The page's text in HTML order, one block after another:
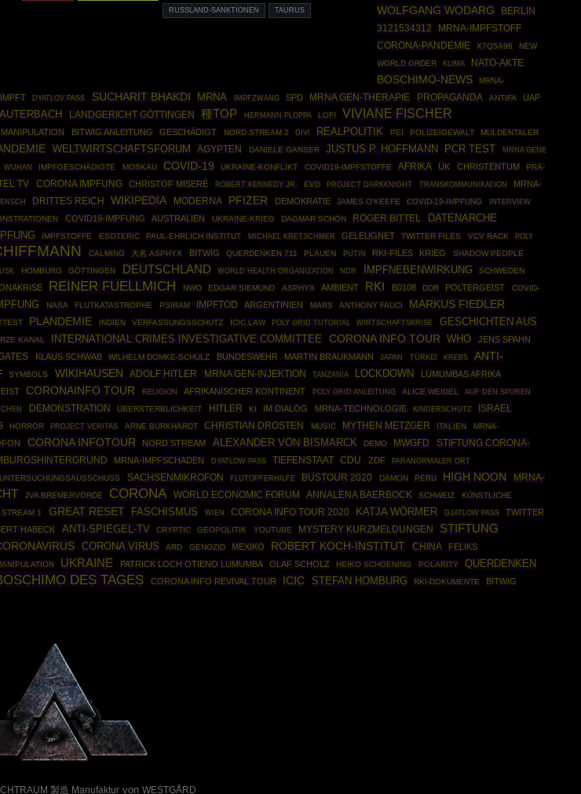
RUSSLAND-SANKTIONEN TAURUS WOLFGANG WODARG
BERLIN
3121534312
MRNA-IMPFSTOFF
CORONA-PANDEMIE X7Q5A96
NEW
WORLD ORDER
KLIMA NATO-AKTE
BOSCHIMO-NEWS
MRNA-
DYATLOV PASS SUCHARIT BHAKDI MRNA IMPFZWANG SPD MRNA GEN-THERAPIE PROPAGANDA ANTIFA UAP
LANDGERICHT GÖTTINGEN 種TOP HERMANN PLOPPA LOFI VIVIANE FISCHER
MANIPULATION BITWIG ANLEITUNG GESCHÄDIGT NORD STREAM 2 DIVI REALPOLITIK PEI POLIZEIGEWALT MULDENTALER
WELTWIRTSCHAFTSFORUM ÄGYPTEN DANIELE GANSER JUSTUS P. HOFFMANN PCR TEST
MRNA GENE
WUHAN IMPFGESCHÄDIGTE MOSKAU COVID-19 UKRAINE-KONFLIKT COVID19-IMPFSTOFFE AFRIKA UK CHRISTENTUM
PRÄ-
TV CORONA IMPFUNG CHRISTOF MISERÉ ROBERT KENNEDY JR. EVD PROJECT DARKKNIGHT TRANSKOMMUNIKATION
MRNA-
DRITTES REICH WIKIPEDIA MODERNA PFIZER DEMOKRATIE JAMES O'KEEFE COVID-19-IMPFUNG INTERVIEW
COVID19-IMPFUNG AUSTRALIEN UKRAINE-KRIEG DAGMAR SCHÖN ROGER BITTEL DATENARCHE
IMPFSTOFFE ESOTERIC PAUL-EHRLICH INSTITUT MICHAEL KRETSCHMER GELEUGNET TWITTER FILES VCV RACK
POLY
CALMING 大名 ASPHYX BITWIG QUERDENKEN 711 PLAUEN PUTIN RKI-FILES KRIEG
SHADOW PEOPLE
HOMBURG GÖTTINGEN DEUTSCHLAND WORLD HEALTH ORGANIZATION NDR IMPFNEBENWIRKUNG SCHWEDEN
REINER FUELLMICH NWO EDGAR SIEMUND ASPHYX AMBIENT RKI B0108 DDR POLTERGEIST
COVID-
NASA FLUTKATASTROPHE PSIRAM IMPFTOD ARGENTINIEN MARS ANTHONY FAUCI MARKUS FIEDLER
PLANDEMIE INDIEN VERFASSUNGSSCHUTZ ICIC.LAW POLY GRID TUTORIAL WIRTSCHAFTSKRISE
GESCHICHTEN AUS
KANAL INTERNATIONAL CRIMES INVESTIGATIVE COMMITTEE CORONA INFO TOUR WHO JENS SPAHN
KLAUS SCHWAB WILHELM DOMKE-SCHULZ BUNDESWEHR MARTIN BRAUKMANN JAPAN TÜRKEI KREBS
ANTI-
SYMBOLS WIKIHAUSEN ADOLF HITLER MRNA GEN-INJEKTION TANZANIA LOCKDOWN LUMUMBAS AFRIKA
CORONAINFO TOUR RELIGION AFRIKANISCHER KONTINENT POLY GRID ANLEITUNG ALICE WEIDEL AUF DEN SPUREN
DEMONSTRATION ÜBERSTERBLICHKEIT HITLER KI IM DIALOG MRNA-TECHNOLOGIE KINDERSCHUTZ ISRAEL
HORROR PROJECT VERITAS ARNE BURKHARDT CHRISTIAN DROSTEN MUSIC MYTHEN METZGER ITALIEN
MRNA-
CORONA INFOTOUR NORD STREAM ALEXANDER VON BISMARCK DEMO MWGFD
STIFTUNG CORONA-
MRNA-IMPFSCHADEN DYATLOW PASS TIEFENSTAAT CDU ZDF PARANORMALER ORT
SACHSENMIKROFON FLUTOPFERHILFE BUSTOUR 2020 DÄMON PERU HIGH NOON
MRNA-
JVA BREMERVÖRDE CORONA WORLD ECONOMIC FORUM ANNALENA BAERBOCK SCHWEIZ
KÜNSTLICHE
STREAM 1 GREAT RESET FASCHISMUS WIEN CORONA INFO TOUR 2020 KATJA WÖRMER DJATLOW PASS TWITTER
HABECK ANTI-SPIEGEL-TV CRYPTIC GEOPOLITIK YOUTUBE MYSTERY KURZMELDUNGEN
STIFTUNG
CORONA VIRUS ARD GENOZID MEXIKO ROBERT KOCH-INSTITUT CHINA FELIKS
UKRAINE PATRICK LOCH OTIENO LUMUMBA OLAF SCHOLZ HEIKO SCHOENING POLARITY QUERDENKEN
DES TAGES CORONA INFO REVIVAL TOUR ICIC STEFAN HOMBURG RKI-DOKUMENTE
BITWIG
製造 Manufaktur von WESTGÅRD
Powered By :